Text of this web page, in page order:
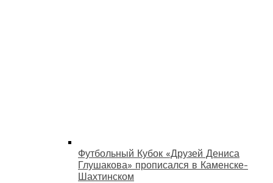
Футбольный Кубок «Друзей Дениса
Глушакова» прописался в Каменске-
Шахтинском